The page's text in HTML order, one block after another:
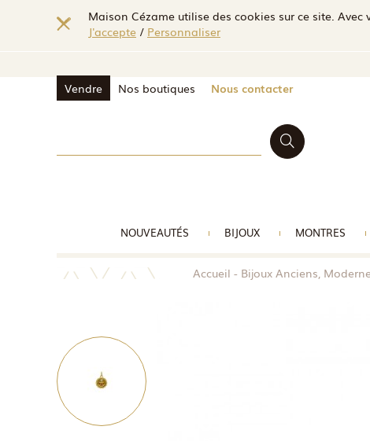
Maison Cézame utilise des cookies sur ce site.
J'accepte / Personnaliser
Vendre Nos boutiques Nous contacter
NOUVEAUTÉS BIJOUX MONTRES
Accueil Bijoux Anciens,